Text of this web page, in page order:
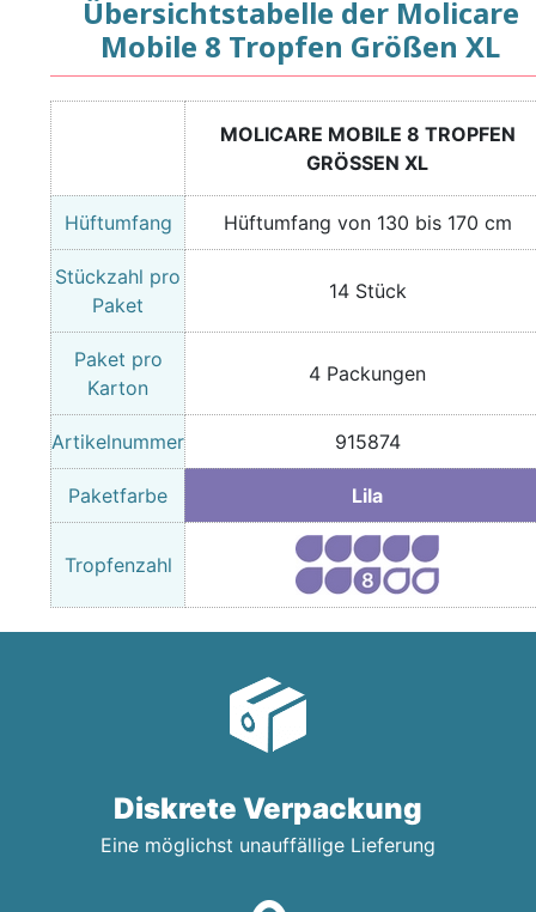
Übersichtstabelle der Molicare
Mobile 8 Tropfen Größen XL
MOLICARE MOBILE 8 TROPFEN
GRÖSSEN XL
Hüftumfang Hüftumfang von 130 bis 170 cm
Stückzahl pro
Paket
14 Stück
Paket pro
Karton
4 Packungen
Artikelnummer 915874
Paketfarbe Lila
Tropfenzahl
Diskrete Verpackung
Eine möglichst unauffällige Lieferung